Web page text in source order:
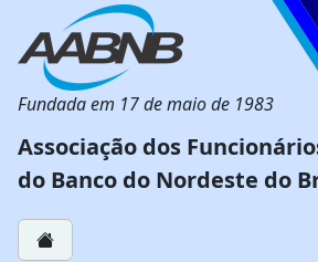
Fundada em 17 de maio de 1983
Associação dos
do Banco do Nordeste do